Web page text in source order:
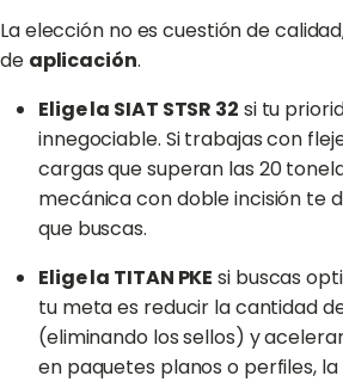
La elección no es cuestión de
de aplicación.
Elige la SIAT STSR 32 si tu
innegociable. Si trabajas con
cargas que superan las 20
mecánica con doble incisión te
que buscas.
Elige la TITAN PKE si buscas
tu meta es reducir la cantidad
(eliminando los sellos) y
en paquetes planos o perfiles, la